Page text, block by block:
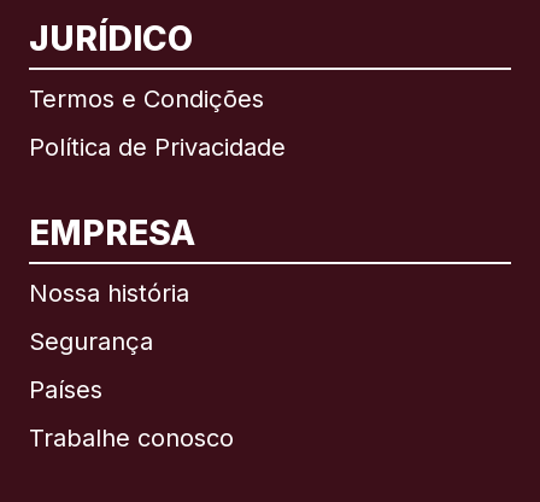
JURÍDICO
Termos e Condições
Política de Privacidade
EMPRESA
Nossa história
Segurança
Países
Trabalhe conosco